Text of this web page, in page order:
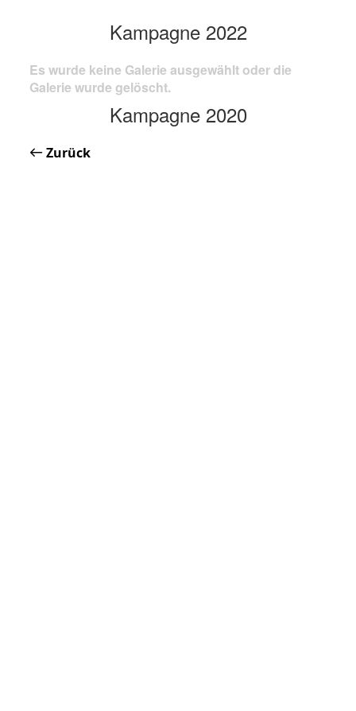
Kampagne 2022
Es wurde keine Galerie ausgewählt oder die
Galerie wurde gelöscht.
Kampagne 2020
Zurück